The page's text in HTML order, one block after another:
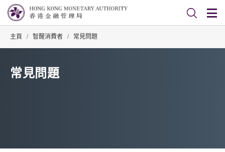
主頁 / 智醒消費者 / 常見問題
常見問題